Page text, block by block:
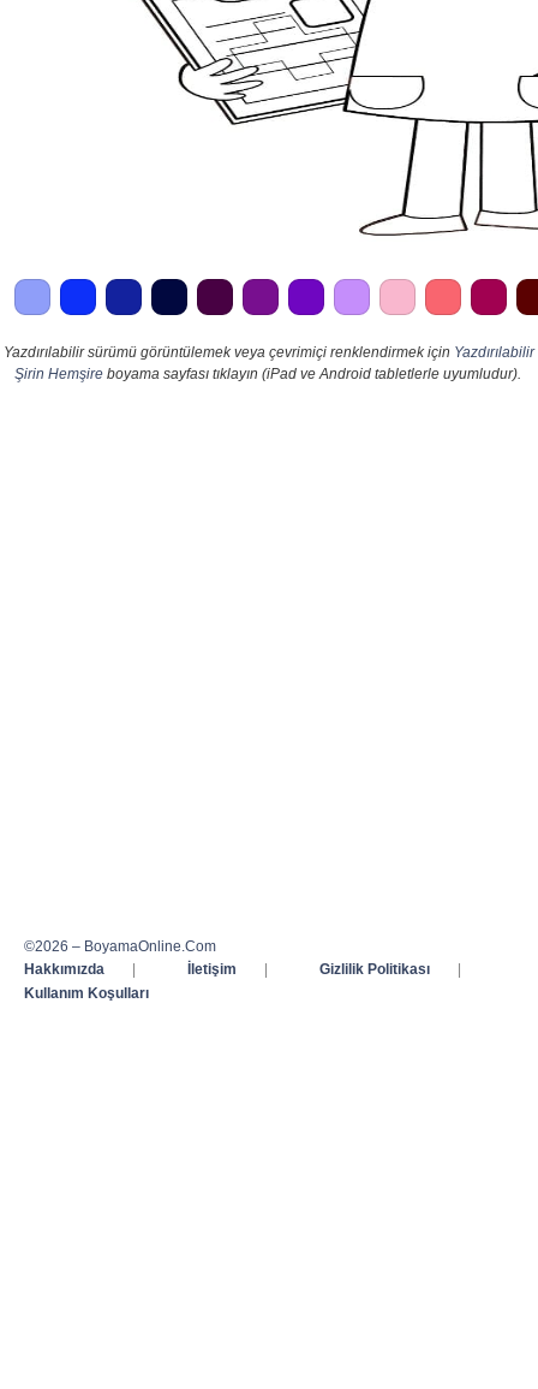
Yazdırılabilir sürümü görüntülemek veya çevrimiçi renklendirmek için Yazdırılabilir
Şirin Hemşireboyama sayfası tıklayın (iPad ve Android tabletlerle uyumludur).
©2026 – BoyamaOnline.Com
Hakkımızda
| İletişim | Gizlilik Politikası
|
Kullanım Koşulları